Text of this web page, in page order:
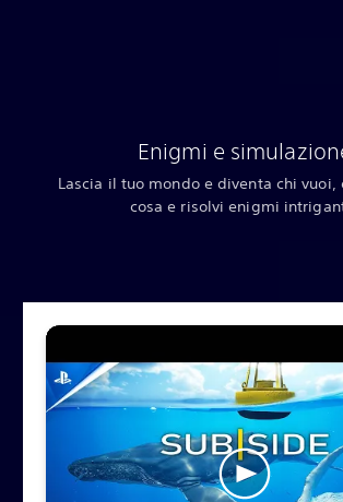
Enigmi e
Lascia il tuo mondo e diventa chi vuoi,
cosa e risolvi enigmi